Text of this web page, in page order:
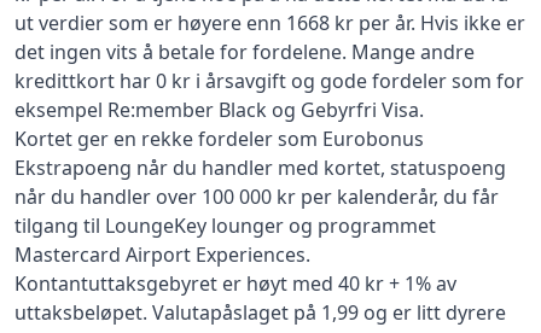
ut verdier som er høyere enn 1668 kr per år. Hvis ikke er
det ingen vits å betale for fordelene. Mange andre
kredittkort har 0 kr i årsavgift og gode fordeler som for
eksempel Re:member Black og Gebyrfri Visa.
Kortet ger en rekke fordeler som Eurobonus
Ekstrapoeng når du handler med kortet, statuspoeng
når du handler over 100 000 kr per kalenderår, du får
tilgang til LoungeKey lounger og programmet
Mastercard Airport Experiences.
Kontantuttaksgebyret er høyt med 40 kr + 1% av
uttaksbeløpet. Valutapåslaget på 1,99 og er litt dyrere